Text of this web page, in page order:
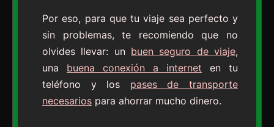
Por eso, para que tu viaje sea perfecto y
sin problemas, te recomiendo que no
olvides llevar: un buen seguro de viaje,
una
buena conexión a internet
en tu
teléfono y los
pases de transporte
necesarios para ahorrar mucho dinero.